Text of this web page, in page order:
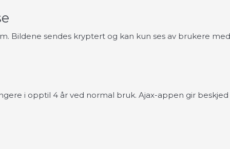
Bildene sendes kryptert og kan kun ses av brukere
i opptil 4 år ved normal bruk. Ajax-appen gir